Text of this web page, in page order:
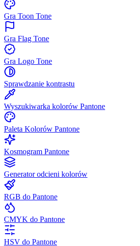
Gra Toon Tone
Gra Flag Tone
Gra Logo Tone
Sprawdzanie kontrastu
Wyszukiwarka kolorów Pantone
Paleta Kolorów Pantone
Kosmogram Pantone
Generator odcieni kolorów
RGB do Pantone
CMYK do Pantone
HSV do Pantone